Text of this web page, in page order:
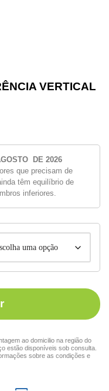
VERTICAL
DE 2026
que precisam de
têm equilíbrio de
inferiores.
ao domicilio na região do
estão disponíveis sob consulta.
sobre as condições e